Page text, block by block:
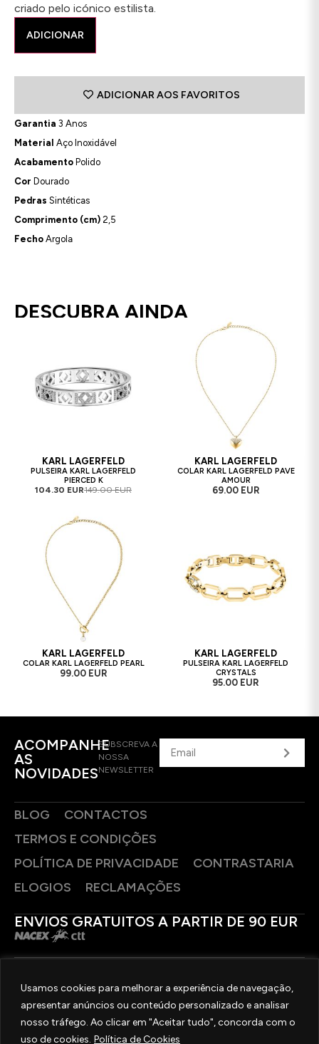
Usamos cookies para melhorar a experiência de navegação,
apresentar anúncios ou conteúdo personalizado e analisar
nosso tráfego. Ao clicar em "Aceitar tudo", concorda com o
uso de cookies. Política de Cookies
criado pelo icónico estilista.
ADICIONAR
ADICIONAR AOS FAVORITOS
Garantia 3 Anos
Material Aço Inoxidável
Acabamento Polido
Cor Dourado
Pedras Sintéticas
Comprimento (cm) 2,5
Fecho Argola
DESCUBRA AINDA
KARL LAGERFELD
PULSEIRA KARL LAGERFELD
PIERCED K
104.30 EUR149.00 EUR
KARL LAGERFELD
COLAR KARL LAGERFELD PAVE
AMOUR
69.00 EUR
KARL LAGERFELD
COLAR KARL LAGERFELD PEARL
99.00 EUR
KARL LAGERFELD
PULSEIRA KARL LAGERFELD
CRYSTALS
95.00 EUR
ACOMPANHE
AS
NOVIDADES
SUBSCREVA A
NOSSA
NEWSLETTER
BLOG
CONTACTOS
TERMOS E CONDIÇÕES
POLÍTICA DE PRIVACIDADE
CONTRASTARIA
ELOGIOS
RECLAMAÇÕES
ENVIOS GRATUITOS A PARTIR DE 90 EUR
SIGA-NOS
2025 © OURIVESARIA FRADIZELA